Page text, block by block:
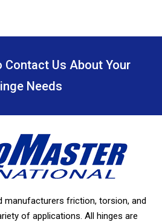
Contact Us About Your
Needs
manufacturers friction, torsion, and
of applications. All hinges are